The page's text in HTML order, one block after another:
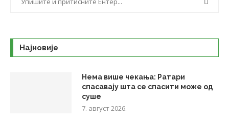
Најновије
Нема више чекања: Ратари
спасавају шта се спасити може од
суше
7. август 2026.